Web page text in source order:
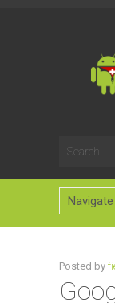
Posted by